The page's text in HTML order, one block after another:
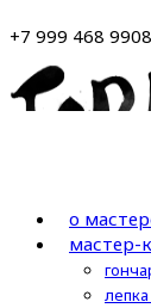
к
содержимому
+7 999 468
о
мастер-